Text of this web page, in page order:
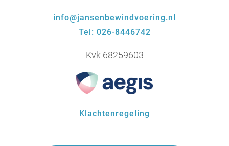
info@jansenbewindvoering.nl
Tel: 026-8446742
Kvk 68259603
Klachtenregeling